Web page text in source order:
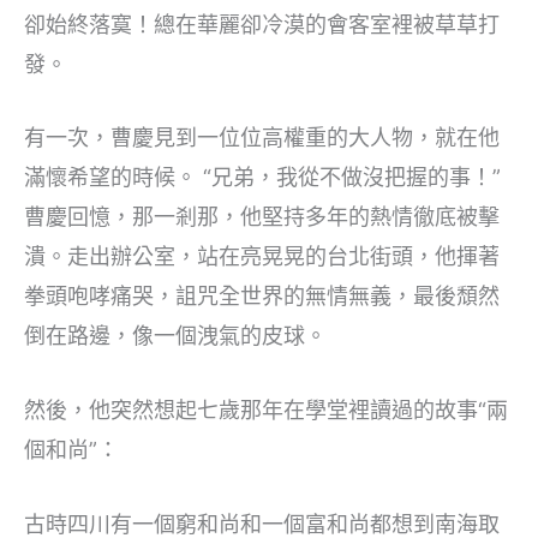
卻始終落寞！總在華麗卻冷漠的會客室裡被草草打
發。
有一次，曹慶見到一位位高權重的大人物，就在他
滿懷希望的時候。 “兄弟，我從不做沒把握的事！”
曹慶回憶，那一剎那，他堅持多年的熱情徹底被擊
潰。走出辦公室，站在亮晃晃的台北街頭，他揮著
拳頭咆哮痛哭，詛咒全世界的無情無義，最後頹然
倒在路邊，像一個洩氣的皮球。
然後，他突然想起七歲那年在學堂裡讀過的故事“兩
個和尚”：
古時四川有一個窮和尚和一個富和尚都想到南海取